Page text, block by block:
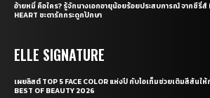
อ้ายหมี่ คือใคร? รู้จักนางเอกอายุน้อยร้อยประสบการณ์ จากซีรี่ส์
HEART ชะตารักกระดูกปักษา
ELLE SIGNATURE
เผยลิสต์ TOP 5 FACE COLOR แห่งปี กับไอเท็มช่วยเติมสีสันให้
BEST OF BEAUTY 2026